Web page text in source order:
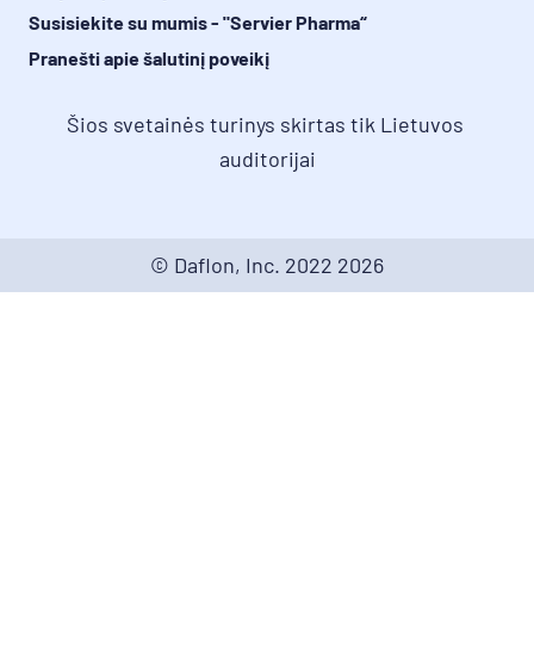
Susisiekite su mumis - "Servier Pharma“
Pranešti apie šalutinį poveikį
Šios svetainės turinys skirtas tik Lietuvos
auditorijai
© Daflon, Inc. 2022 2026